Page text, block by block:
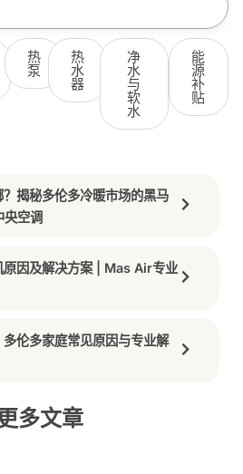
热
泵
热
水
器
净
水
与
软
水
能
源
补
贴
揭秘多伦多冷暖市场的黑马
空调
原因及解决方案 | Mas Air专业
伦多家庭常见原因与专业解
多文章